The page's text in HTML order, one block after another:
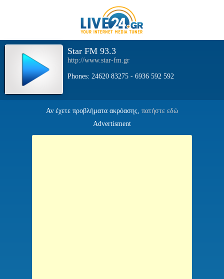
Star FM 93.3
http://www.star-fm.gr
Phones: 24620 83275 - 6936 592 592
Αν έχετε προβλήματα ακρόασης, πατήστε εδώ
Advertisment